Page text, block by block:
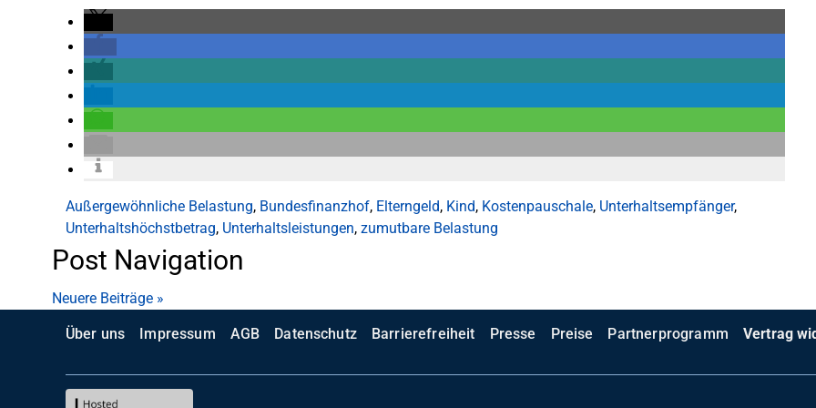
Außergewöhnliche Belastung, Bundesfinanzhof, Elterngeld, Kind, Kostenpauschale, Unterhaltsempfänger,
Unterhaltshöchstbetrag, Unterhaltsleistungen, zumutbare Belastung
Post Navigation
Neuere Beiträge »
Über uns Impressum AGB Datenschutz Barrierefreiheit Presse Preise Partnerprogramm Vertrag